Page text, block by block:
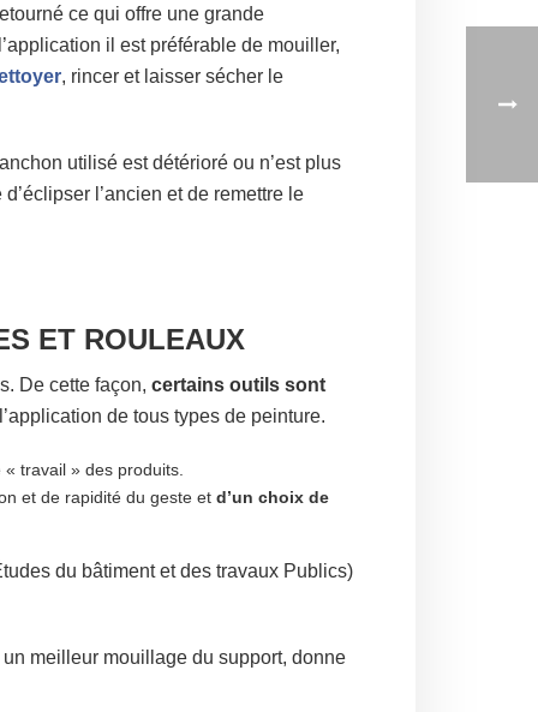
ce qui offre une grande
il est préférable de mouiller,
, rincer et laisser sécher le
utilisé est détérioré ou n’est plus
l’ancien et de remettre le
ET ROULEAUX
De cette façon, certains outils sont
de tous types de peinture.
travail » des produits.
et de rapidité du geste et d’un choix de
du bâtiment et des travaux Publics)
meilleur mouillage du support, donne